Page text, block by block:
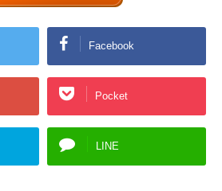
Facebook
Pocket
LINE